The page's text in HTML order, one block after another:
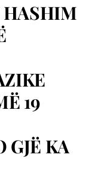
HASHIM
19
GJË KA